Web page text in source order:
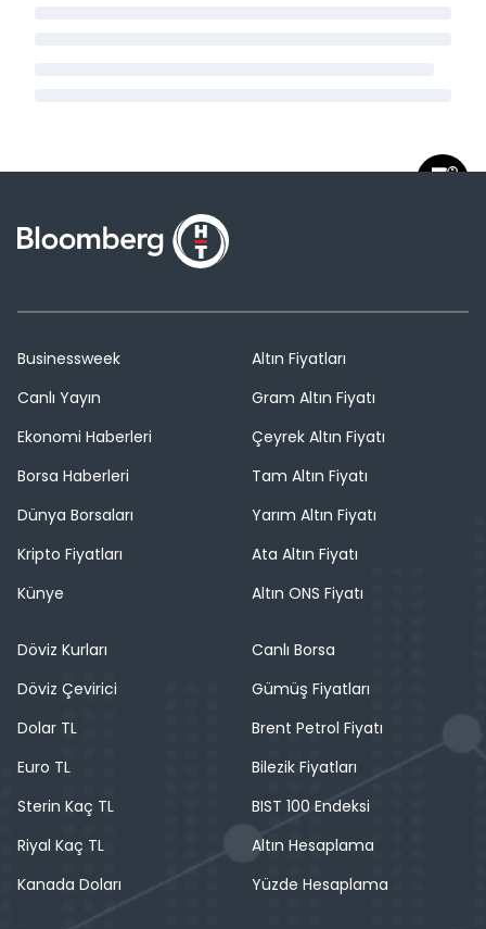
Businessweek
Canlı Yayın
Ekonomi Haberleri
Borsa Haberleri
Dünya Borsaları
Kripto Fiyatları
Künye
Altın Fiyatları
Gram Altın Fiyatı
Çeyrek Altın Fiyatı
Tam Altın Fiyatı
Yarım Altın Fiyatı
Ata Altın Fiyatı
Altın ONS Fiyatı
Döviz Kurları
Döviz Çevirici
Dolar TL
Euro TL
Sterin Kaç TL
Riyal Kaç TL
Kanada Doları
Canlı Borsa
Gümüş Fiyatları
Brent Petrol Fiyatı
Bilezik Fiyatları
BIST 100 Endeksi
Altın Hesaplama
Yüzde Hesaplama